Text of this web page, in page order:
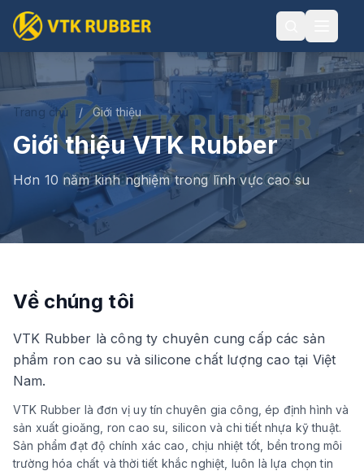
Trang chủ / Giới thiệu
Giới thiệu VTK Rubber
Hơn 10 năm kinh nghiệm trong lĩnh vực cao su
Về chúng tôi
VTK Rubber là công ty chuyên cung cấp các sản
phẩm ron cao su và silicone chất lượng cao tại Việt
Nam.
VTK Rubber là đơn vị uy tín chuyên gia công, ép định hình và
sản xuất gioăng, ron cao su, silicon và chi tiết nhựa kỹ thuật.
Sản phẩm đạt độ chính xác cao, chịu nhiệt tốt, bền trong môi
trường hóa chất và thời tiết khắc nghiệt, luôn là lựa chọn tin